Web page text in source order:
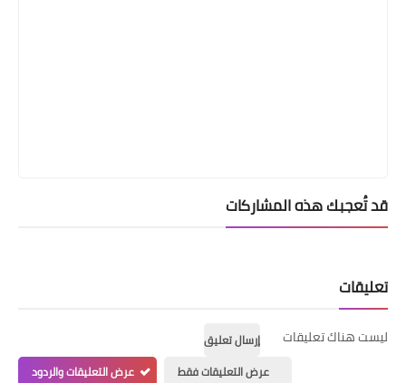
قد تُعجبك هذه المشاركات
تعليقات
ليست هناك تعليقات
إرسال تعليق
عرض التعليقات فقط
عرض التعليقات والردود